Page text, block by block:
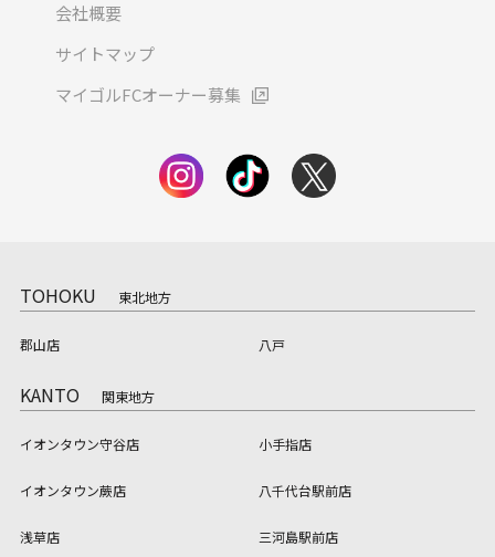
会社概要
サイトマップ
マイゴルFCオーナー募集
TOHOKU 東北地方
郡山店 八戸
KANTO 関東地方
イオンタウン守谷店 小手指店
イオンタウン蕨店 八千代台駅前店
浅草店 三河島駅前店